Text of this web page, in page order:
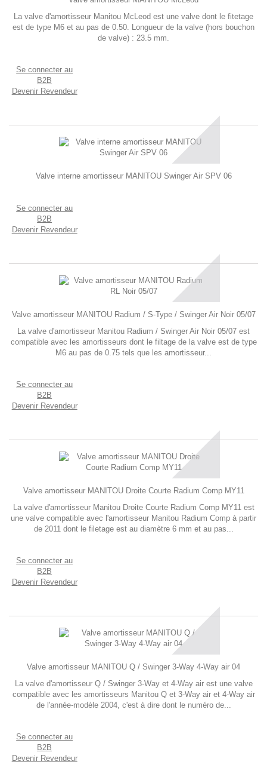
La valve d'amortisseur Manitou McLeod est une valve dont le fitetage
est de type M6 et au pas de 0.50. Longueur de la valve (hors bouchon
de valve) : 23.5 mm.
Se connecter au
B2B
Devenir Revendeur
Valve interne amortisseur MANITOU Swinger Air SPV 06
Se connecter au
B2B
Devenir Revendeur
Valve amortisseur MANITOU Radium / S-Type / Swinger Air Noir 05/07
La valve d'amortisseur Manitou Radium / Swinger Air Noir 05/07 est
compatible avec les amortisseurs dont le filtage de la valve est de type
M6 au pas de 0.75 tels que les amortisseur...
Se connecter au
B2B
Devenir Revendeur
Valve amortisseur MANITOU Droite Courte Radium Comp MY11
La valve d'amortisseur Manitou Droite Courte Radium Comp MY11 est
une valve compatible avec l'amortisseur Manitou Radium Comp à partir
de 2011 dont le filetage est au diamètre 6 mm et au pas...
Se connecter au
B2B
Devenir Revendeur
Valve amortisseur MANITOU Q / Swinger 3-Way 4-Way air 04
La valve d'amortisseur Q / Swinger 3-Way et 4-Way air est une valve
compatible avec les amortisseurs Manitou Q et 3-Way air et 4-Way air
de l'année-modèle 2004, c'est à dire dont le numéro de...
Se connecter au
B2B
Devenir Revendeur